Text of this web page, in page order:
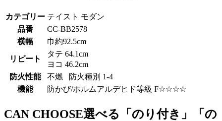
カテゴリー テイスト モダン
品番
CC-BB2578
横幅
巾約92.5cm
リピート
タテ 64.1cm
ヨコ 46.2cm
防火性能
不燃 防火種別 1-4
機能
防かび/ホルムアルデヒド等級 F☆☆☆☆
CAN CHOOSE選べる「のり付き」「の